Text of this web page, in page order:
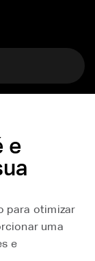
e
para otimizar
uma
e